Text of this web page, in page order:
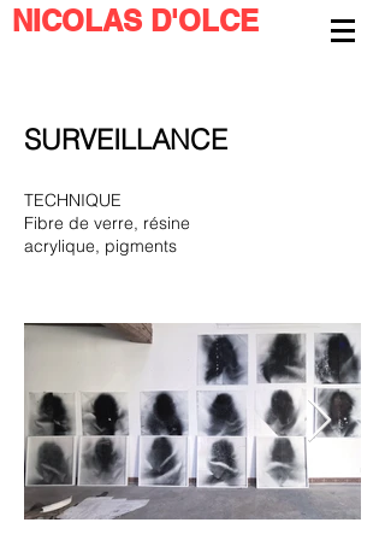
NICOLAS D'OLCE
SURVEILLANCE
TECHNIQUE
Fibre de verre, résine
acrylique, pigments